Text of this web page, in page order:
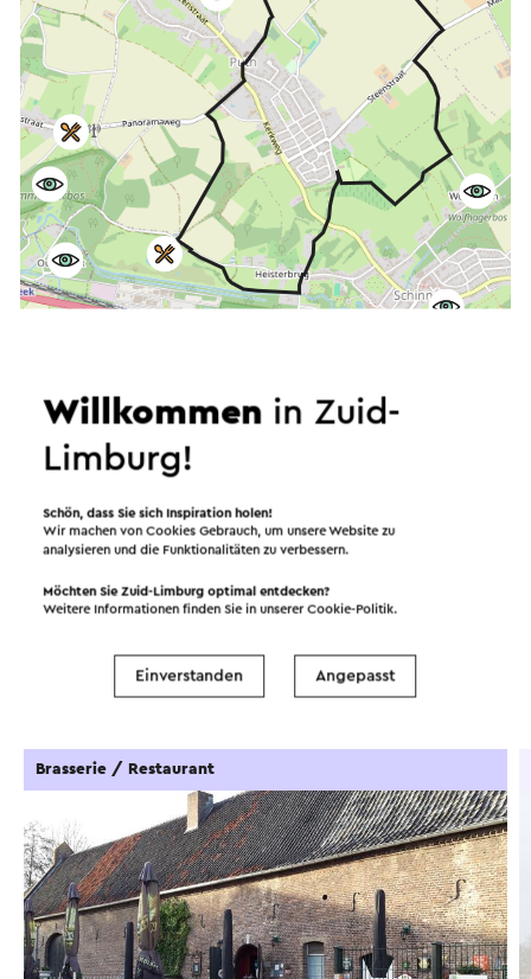
Filter anzeigen
In dem Gebiet
Brasserie / Restaurant
Willkommen in Zuid-
Limburg!
Schön, dass Sie sich Inspiration holen!
Wir machen von Cookies Gebrauch, um unsere Website zu
analysieren und die Funktionalitäten zu verbessern.
Möchten Sie Zuid-Limburg optimal entdecken?
Weitere Informationen finden Sie in unsererCookie-Politik.
Einverstanden Angepasst